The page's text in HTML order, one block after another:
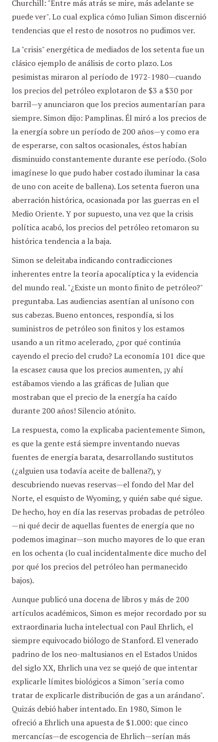
Churchill: "Entre más atrás se mire, más adelante se
puede ver". Lo cual explica cómo Julian Simon discernió
tendencias que el resto de nosotros no pudimos ver.
La "crisis" energética de mediados de los setenta fue un
clásico ejemplo de análisis de corto plazo. Los
pesimistas miraron al período de 1972-1980—cuando
los precios del petróleo explotaron de $3 a $30 por
barril—y anunciaron que los precios aumentarían para
siempre. Simon dijo: Pamplinas. Él miró a los precios de
la energía sobre un período de 200 años—y como era
de esperarse, con saltos ocasionales, éstos habían
disminuido constantemente durante ese período. (Solo
imagínese lo que pudo haber costado iluminar la casa
de uno con aceite de ballena). Los setenta fueron una
aberración histórica, ocasionada por las guerras en el
Medio Oriente. Y por supuesto, una vez que la crisis
política acabó, los precios del petróleo retomaron su
histórica tendencia a la baja.
Simon se deleitaba indicando contradicciones
inherentes entre la teoría apocalíptica y la evidencia
del mundo real. "¿Existe un monto finito de petróleo?"
preguntaba. Las audiencias asentían al unísono con
sus cabezas. Bueno entonces, respondía, si los
suministros de petróleo son finitos y los estamos
usando a un ritmo acelerado, ¿por qué continúa
cayendo el precio del crudo? La economía 101 dice que
la escasez causa que los precios aumenten, ¡y ahí
estábamos viendo a las gráficas de Julian que
mostraban que el precio de la energía ha caído
durante 200 años! Silencio atónito.
La respuesta, como la explicaba pacientemente Simon,
es que la gente está siempre inventando nuevas
fuentes de energía barata, desarrollando sustitutos
(¿alguien usa todavía aceite de ballena?), y
descubriendo nuevas reservas—el fondo del Mar del
Norte, el esquisto de Wyoming, y quién sabe qué sigue.
De hecho, hoy en día las reservas probadas de petróleo
—ni qué decir de aquellas fuentes de energía que no
podemos imaginar—son mucho mayores de lo que eran
en los ochenta (lo cual incidentalmente dice mucho del
por qué los precios del petróleo han permanecido
bajos).
Aunque publicó una docena de libros y más de 200
artículos académicos, Simon es mejor recordado por su
extraordinaria lucha intelectual con Paul Ehrlich, el
siempre equivocado biólogo de Stanford. El venerado
padrino de los neo-maltusianos en el Estados Unidos
del siglo XX, Ehrlich una vez se quejó de que intentar
explicarle límites biológicos a Simon "sería como
tratar de explicarle distribución de gas a un arándano".
Quizás debió haber intentado. En 1980, Simon le
ofreció a Ehrlich una apuesta de $1.000: que cinco
mercancías—de escogencia de Ehrlich—serían más